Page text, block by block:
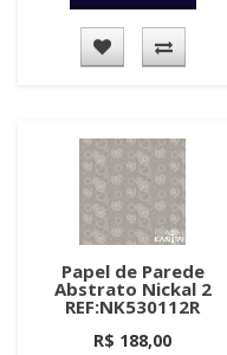
Papel de Parede
Abstrato Nickal 2
REF:NK530112R
R$ 188,00